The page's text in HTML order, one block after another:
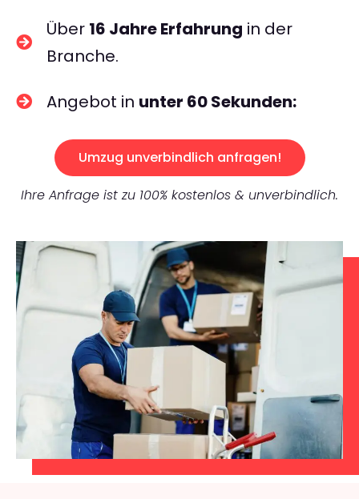
Über 16 Jahre Erfahrung in der
Branche.
Angebot in unter 60 Sekunden:
Umzug unverbindlich anfragen!
Ihre Anfrage ist zu 100% kostenlos & unverbindlich.